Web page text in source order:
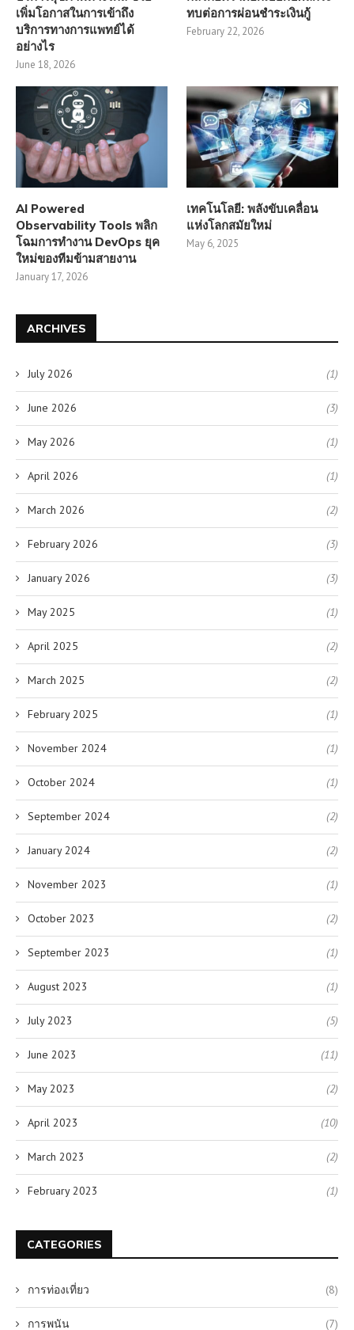
เพิ่มโอกาสในการเข้าถึง
บริการทางการแพทย์ได้
อย่างไร
June 18, 2026
ทบต่อการผ่อนชำระเงินกู้
February 22, 2026
AI Powered
Observability Tools พลิก
โฉมการทำงาน DevOps ยุค
ใหม่ของทีมข้ามสายงาน
January 17, 2026
เทคโนโลยี: พลังขับเคลื่อน
แห่งโลกสมัยใหม่
May 6, 2025
ARCHIVES
July 2026 (1)
June 2026 (3)
May 2026 (1)
April 2026 (1)
March 2026 (2)
February 2026 (3)
January 2026 (3)
May 2025 (1)
April 2025 (2)
March 2025 (2)
February 2025 (1)
November 2024 (1)
October 2024 (1)
September 2024 (2)
January 2024 (2)
November 2023 (1)
October 2023 (2)
September 2023 (1)
August 2023 (1)
July 2023 (5)
June 2023 (11)
May 2023 (2)
April 2023 (10)
March 2023 (2)
February 2023 (1)
CATEGORIES
การท่องเที่ยว (8)
การพนัน (7)